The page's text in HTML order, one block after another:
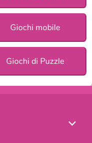
Giochi mobile
Giochi di Puzzle